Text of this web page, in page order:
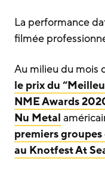
La performance
filmée
Au milieu du mois
le prix du
NME Awards
Nu Metal
premiers
au Knotfest At